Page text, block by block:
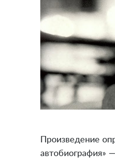
Произведение
автобиография»